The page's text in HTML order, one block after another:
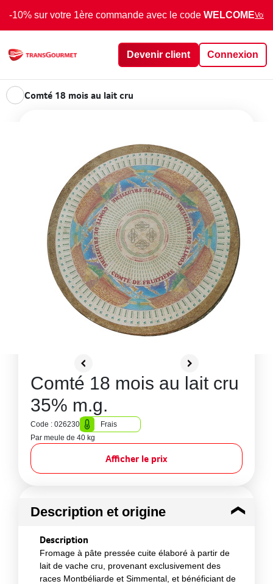
-10% sur votre 1ère commande avec le code WELCOMEVoir
Devenir client Connexion
Comté 18 mois au lait cru
Comté 18 mois au lait cru
35% m.g.
Code : 026230
Frais
Par meule de 40 kg
Afficher le prix
Description et origine
Description
Fromage à pâte pressée cuite élaboré à partir de
lait de vache cru, provenant exclusivement des
races Montbéliarde et Simmental, et bénéficiant de